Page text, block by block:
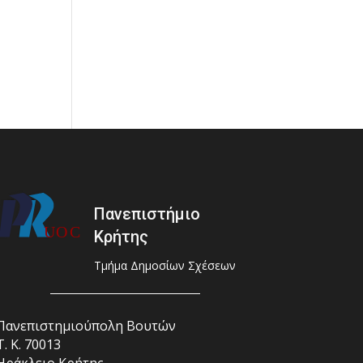
Πανεπιστήμιο
Κρήτης
Τμήμα Δημοσίων Σχέσεων
Βουτών
Κ. 70013